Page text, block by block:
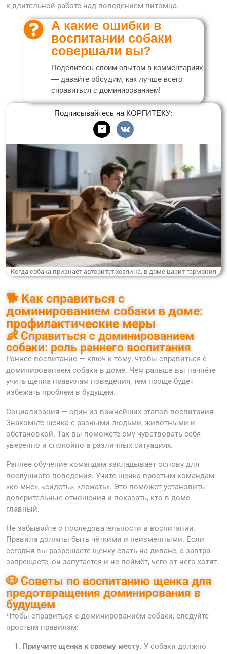
к длительной работе над поведением питомца.
А какие ошибки в
воспитании собаки
совершали вы?
Поделитесь своим опытом в комментариях
— давайте обсудим, как лучше всего
справиться с доминированием!
Подписывайтесь на КОРГИТЕКУ:
Когда собака признаёт авторитет хозяина, в доме царит гармония
🐕 Как справиться с
доминированием собаки в доме:
профилактические меры
👶 Справиться с доминированием
собаки: роль раннего воспитания
Раннее воспитание — ключ к тому, чтобы справиться с
доминированием собаки в доме. Чем раньше вы начнёте
учить щенка правилам поведения, тем проще будет
избежать проблем в будущем.
Социализация — один из важнейших этапов воспитания.
Знакомьте щенка с разными людьми, животными и
обстановкой. Так вы поможете ему чувствовать себя
уверенно и спокойно в различных ситуациях.
Раннее обучение командам закладывает основу для
послушного поведения. Учите щенка простым командам:
«ко мне», «сидеть», «лежать». Это поможет установить
доверительные отношения и показать, кто в доме
главный.
Не забывайте о последовательности в воспитании.
Правила должны быть чёткими и неизменными. Если
сегодня вы разрешаете щенку спать на диване, а завтра
запрещаете, он запутается и не поймёт, чего от него хотят.
🐶 Советы по воспитанию щенка для
предотвращения доминирования в
будущем
Чтобы справиться с доминированием собаки, следуйте
простым правилам:
Приучите щенка к своему месту. У собаки должно